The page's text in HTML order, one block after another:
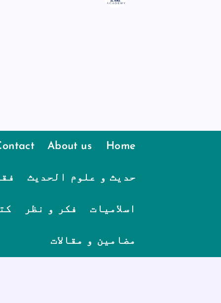
اتر کر حرا سے سوئے قوم آیا -
Home
About us
حدیث و علوم الحدیث
اسلامیات فکر و نظر
مضامین و مقالات